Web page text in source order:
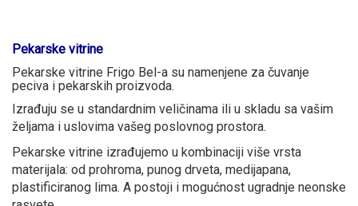
Pekarske vitrine
Pekarske vitrine Frigo Bel-a su namenjene za čuvanje
peciva i pekarskih proizvoda.
Izrađuju se u standardnim veličinama ili u skladu sa vašim
željama i uslovima vašeg poslovnog prostora.
Pekarske vitrine izrađujemo u kombinaciji više vrsta
materijala: od prohroma, punog drveta, medijapana,
plastificiranog lima. A postoji i mogućnost ugradnje neonske